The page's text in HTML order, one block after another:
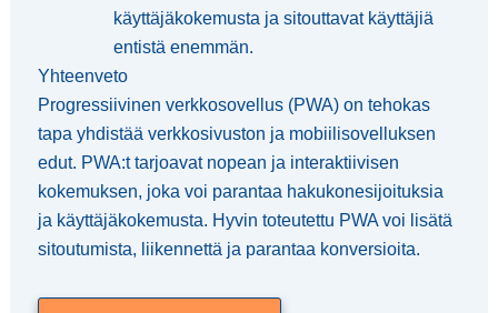
käyttäjäkokemusta ja sitouttavat käyttäjiä
entistä enemmän.
Yhteenveto
Progressiivinen verkkosovellus (PWA) on tehokas
tapa yhdistää verkkosivuston ja mobiilisovelluksen
edut. PWA:t tarjoavat nopean ja interaktiivisen
kokemuksen, joka voi parantaa hakukonesijoituksia
ja käyttäjäkokemusta. Hyvin toteutettu PWA voi lisätä
sitoutumista, liikennettä ja parantaa konversioita.